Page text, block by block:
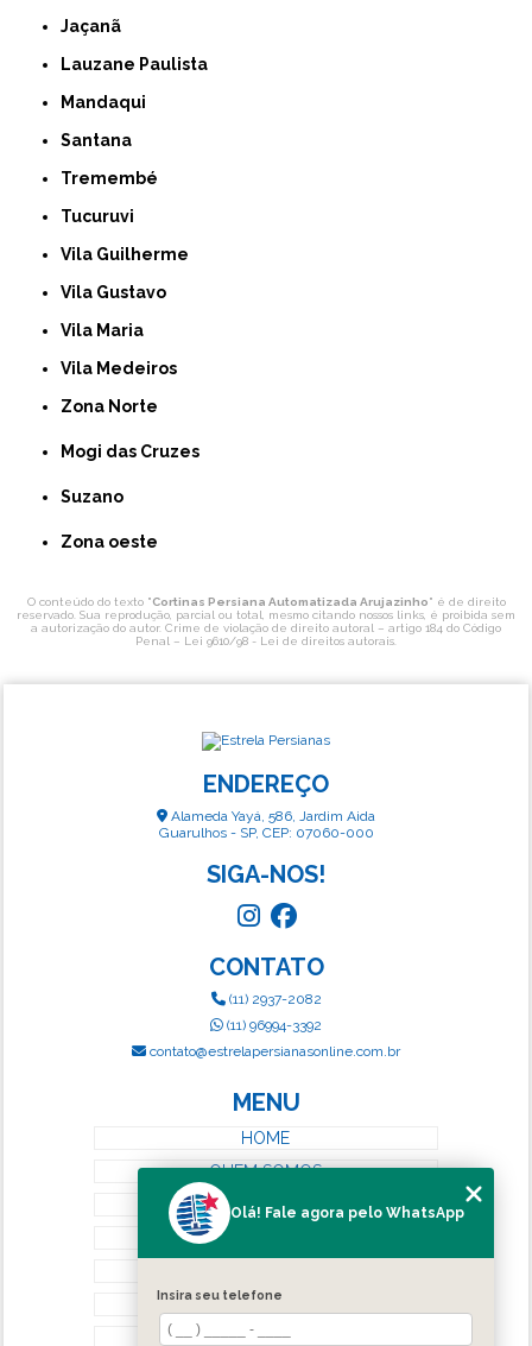
Jaçanã
Lauzane Paulista
Mandaqui
Santana
Tremembé
Tucuruvi
Vila Guilherme
Vila Gustavo
Vila Maria
Vila Medeiros
Zona Norte
Mogi das Cruzes
Suzano
Zona oeste
O conteúdo do texto "Cortinas Persiana Automatizada Arujazinho" é de direito
reservado. Sua reprodução, parcial ou total, mesmo citando nossos links, é proibida sem
a autorização do autor. Crime de violação de direito autoral – artigo 184 do Código
Penal – Lei 9610/98 - Lei de direitos autorais
ENDEREÇO
Alameda Yayá, 586, Jardim Aida
Guarulhos - SP, CEP: 07060-000
SIGA-NOS!
CONTATO
(11) 2937-2082
(11) 96994-3392
contato@estrelapersianasonline.com.br
MENU
HOME
QUEM SOMOS
SERVIÇOS
CATEGORIAS
MAPA DO SITE
Olá! Fale agora pelo WhatsApp
Insira seu telefone